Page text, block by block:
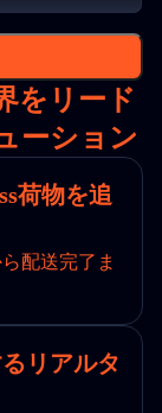
をリード
ーション
荷物を追
配送完了ま
リアルタ